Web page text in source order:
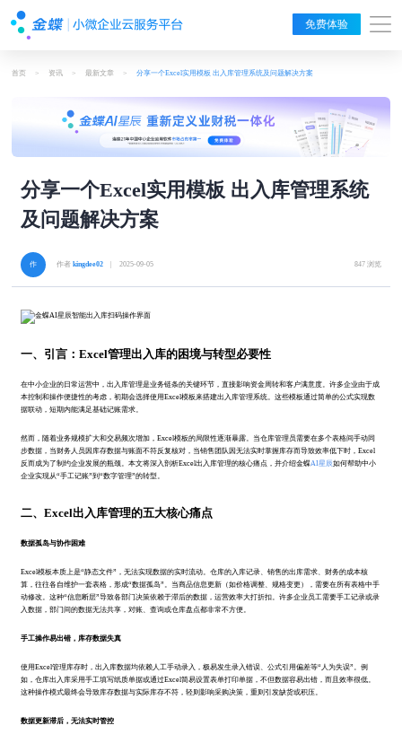
免费体验
首页 > 资讯 > 最新文章 > 分享一个Excel实用模板 出入库管理系统及问题解决方案
分享一个Excel实用模板 出入库管理系统
及问题解决方案
作者kingdee02 | 2025-09-05 847 浏览
一、引言：Excel管理出入库的困境与转型必要性
在中小企业的日常运营中，出入库管理是业务链条的关键环节，直接影响资金周转和客户满意度。许多企业由于成
本控制和操作便捷性的考虑，初期会选择使用Excel模板来搭建出入库管理系统。这些模板通过简单的公式实现数
据联动，短期内能满足基础记账需求。
然而，随着业务规模扩大和交易频次增加，Excel模板的局限性逐渐暴露。当仓库管理员需要在多个表格间手动同
步数据，当财务人员因库存数据与账面不符反复核对，当销售团队因无法实时掌握库存而导致效率低下时，Excel
反而成为了制约企业发展的瓶颈。本文将深入剖析Excel出入库管理的核心痛点，并介绍金蝶AI星辰如何帮助中小
企业实现从“手工记账”到“数字管理”的转型。
二、Excel出入库管理的五大核心痛点
数据孤岛与协作困难
Excel模板本质上是“静态文件”，无法实现数据的实时流动。仓库的入库记录、销售的出库需求、财务的成本核
算，往往各自维护一套表格，形成“数据孤岛”。当商品信息更新（如价格调整、规格变更），需要在所有表格中手
动修改。这种“信息断层”导致各部门决策依赖于滞后的数据，运营效率大打折扣。许多企业员工需要手工记录或录
入数据，部门间的数据无法共享，对账、查询或仓库盘点都非常不方便。
手工操作易出错，库存数据失真
使用Excel管理库存时，出入库数据均依赖人工手动录入，极易发生录入错误、公式引用偏差等“人为失误”。例
如，仓库出入库采用手工填写纸质单据或通过Excel简易设置表单打印单据，不但数据容易出错，而且效率很低。
这种操作模式最终会导致库存数据与实际库存不符，轻则影响采购决策，重则引发缺货或积压。
数据更新滞后，无法实时管控